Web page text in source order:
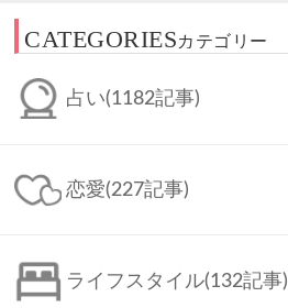
CATEGORIESカテゴリー
占い(1182記事)
恋愛(227記事)
ライフスタイル(132記事)